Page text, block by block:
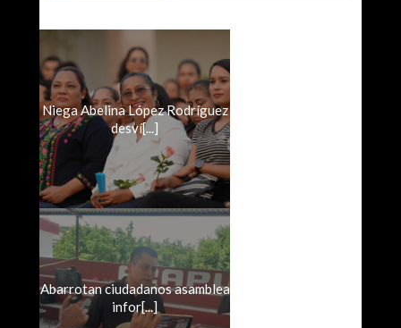
Niega Abelina López Rodríguez
desví[...]
Abarrotan ciudadanos asamblea
infor[...]